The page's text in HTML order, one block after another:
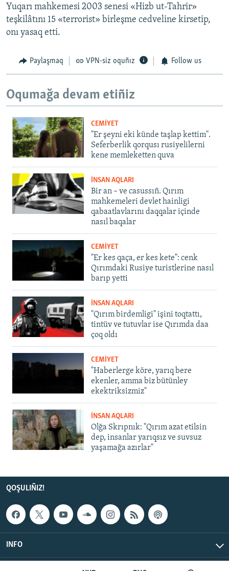
Yuqarı mahkemesi 2003 senesi «Hizb ut-Tahrir»
teşkilâtını 15 «terrorist» birleşme cedveline kirsetip,
onı yasaq etti.
Paylaşmaq VPN-siz oquñız Follow us
Oqumağa devam etiñiz
CEMİYET
"Er şeyni eki künde taşlap kettim".
Seferberlik qorqusı rusiyelilerni
kene memleketten quva
İNSAN AQLARI
Bir an – ve casussıñ. Qırım
mahkemeleri devlet hainligi
qabaatlavlarını daqqalar içinde
nasıl baqalar
CEMİYET
"Er kes qaça, er kes kete": cenk
Qırımdaki Rusiye turistlerine nasıl
barıp yetti
İNSAN AQLARI
"Qırım birdemligi" işini toqtattı,
tintüv ve tutuvlar ise Qırımda daa
çoq oldı
CEMİYET
"Haberlerge köre, yarıq bere
ekenler, amma biz bütünley
ekektriksizmiz"
İNSAN AQLARI
Olğa Skrıpnık: "Qırım azat etilsin
dep, insanlar yarıqsız ve suvsuz
yaşamağa azırlar"
QOŞULIÑIZ!
INFO